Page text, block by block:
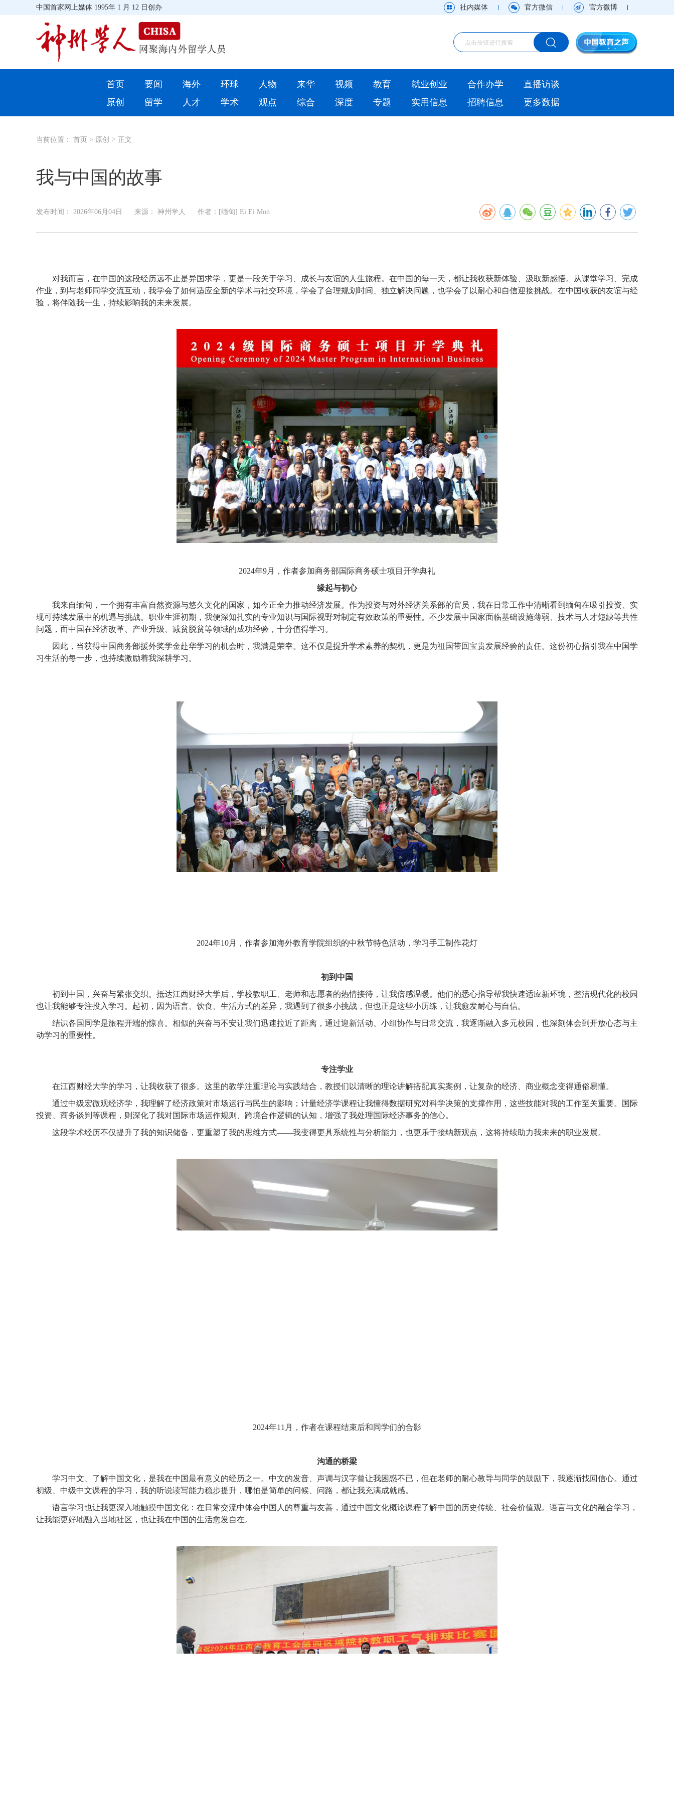
人物 来华
留学
招聘信息
中国首家网上媒体 1995年 1 月 12 日创办 社内媒体 官方微信 官方微博
首页 要闻 海外 环球 人物 来华 视频 教育 就业创业 合作办学
直播访谈
原创
留学 人才 学术 观点 综合 深度 专题 实用信息 招聘信息 更多数据
当前位置： 首页 > 原创 > 正文
我与中国的故事
发布时间： 2026年06月04日 来源： 神州学人 作者：[缅甸] Ei Ei Mon
对我而言，在中国的这段经历远不止是异国求学，更是一段关于学习、成长与友谊的人生旅程。在中国的每一天，都让我收获新体验、汲取新感悟。从课堂学习、完成
作业，到与老师同学交流互动，我学会了如何适应全新的学术与社交环境，学会了合理规划时间、独立解决问题，也学会了以耐心和自信迎接挑战。在中国收获的友谊与经
验，将伴随我一生，持续影响我的未来发展。
2024年9月，作者参加商务部国际商务硕士项目开学典礼
缘起与初心
我来自缅甸，一个拥有丰富自然资源与悠久文化的国家，如今正全力推动经济发展。作为投资与对外经济关系部的官员，我在日常工作中清晰看到缅甸在吸引投资、实
现可持续发展中的机遇与挑战。职业生涯初期，我便深知扎实的专业知识与国际视野对制定有效政策的重要性。不少发展中国家面临基础设施薄弱、技术与人才短缺等共性
问题，而中国在经济改革、产业升级、减贫脱贫等领域的成功经验，十分值得学习。
因此，当获得中国商务部援外奖学金赴华学习的机会时，我满是荣幸。这不仅是提升学术素养的契机，更是为祖国带回宝贵发展经验的责任。这份初心指引我在中国学
习生活的每一步，也持续激励着我深耕学习。
2024年10月，作者参加海外教育学院组织的中秋节特色活动，学习手工制作花灯
初到中国
初到中国，兴奋与紧张交织。抵达江西财经大学后，学校教职工、老师和志愿者的热情接待，让我倍感温暖。他们的悉心指导帮我快速适应新环境，整洁现代化的校园
也让我能够专注投入学习。起初，因为语言、饮食、生活方式的差异，我遇到了很多小挑战，但也正是这些小历练，让我愈发耐心与自信。
结识各国同学是旅程开端的惊喜。相似的兴奋与不安让我们迅速拉近了距离，通过迎新活动、小组协作与日常交流，我逐渐融入多元校园，也深刻体会到开放心态与主
动学习的重要性。
专注学业
在江西财经大学的学习，让我收获了很多。这里的教学注重理论与实践结合，教授们以清晰的理论讲解搭配真实案例，让复杂的经济、商业概念变得通俗易懂。
通过中级宏微观经济学，我理解了经济政策对市场运行与民生的影响；计量经济学课程让我懂得数据研究对科学决策的支撑作用，这些技能对我的工作至关重要。国际
投资、商务谈判等课程，则深化了我对国际市场运作规则、跨境合作逻辑的认知，增强了我处理国际经济事务的信心。
这段学术经历不仅提升了我的知识储备，更重塑了我的思维方式——我变得更具系统性与分析能力，也更乐于接纳新观点，这将持续助力我未来的职业发展。
2024年11月，作者在课程结束后和同学们的合影
沟通的桥梁
学习中文、了解中国文化，是我在中国最有意义的经历之一。中文的发音、声调与汉字曾让我困惑不已，但在老师的耐心教导与同学的鼓励下，我逐渐找回信心。通过
初级、中级中文课程的学习，我的听说读写能力稳步提升，哪怕是简单的问候、问路，都让我充满成就感。
语言学习也让我更深入地触摸中国文化：在日常交流中体会中国人的尊重与友善，通过中国文化概论课程了解中国的历史传统、社会价值观。语言与文化的融合学习，
让我能更好地融入当地社区，也让我在中国的生活愈发自在。